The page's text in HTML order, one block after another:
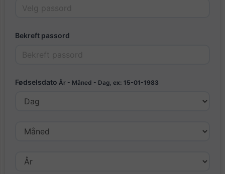
Bekreft passord
Fødselsdato År - Måned - Dag, ex: 15-01-1983